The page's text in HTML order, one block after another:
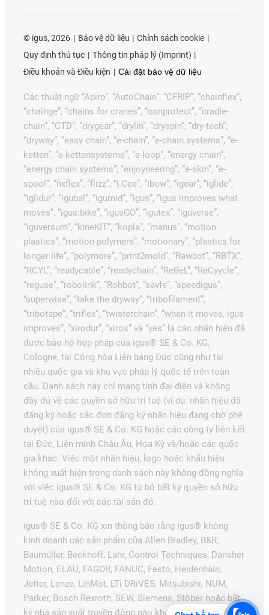
© igus, 2026 Bảo vệ dữ liệu
Chính sách cookie
Quy định thủ tục
Thông tin pháp lý (Imprint)
Điều khoản và Điều kiện
Cài đặt bảo vệ dữ liệu
Các thuật ngữ “Apiro”, “AutoChain”, “CFRIP”, “chainflex”,
“chainge”, “chains for cranes”, “conprotect”, “cradle-
chain”, “CTD”, “drygear”, “drylin”, “dryspin”, “dry-tech”,
“dryway”, “easy chain”, “e-chain”, “e-chain systems”, “e-
ketten”, “e-kettensysteme”, “e-loop”, “energy chain”,
“energy chain systems”, “enjoyneering”, “e-skin”, “e-
spool”, “fixflex”, “flizz”, “i.Cee”, “ibow”, “igear”, “iglide”,
“iglidur”, “igubal”, “igumid”, “igus”, “igus improves what
moves”, “igus:bike”, “igusGO”, “igutex”, “iguverse”,
“iguversum”, “kineKIT”, “kopla”, “manus”, “motion
plastics”, “motion polymers”, “motionary”, “plastics for
longer life”, “polymore”, “print2mold”, “Rawbot”, “RBTX”,
“RCYL”, “readycable”, “readychain”, “ReBeL”, “ReCyycle”,
“reguse”, “robolink”, “Rohbot”, “savfe”, “speedigus”,
“superwise”, “take the dryway”, “tribofilament”,
“tribotape”, “triflex”, “twisterchain”, “when it moves, igus
improves”, “xirodur”, “xiros” và “yes” là các nhãn hiệu đã
được bảo hộ hợp pháp của igus® SE & Co. KG,
Cologne, tại Cộng hòa Liên bang Đức cũng như tại
nhiều quốc gia và khu vực pháp lý quốc tế trên toàn
cầu. Danh sách này chỉ mang tính đại diện và không
đầy đủ về các quyền sở hữu trí tuệ (ví dụ: nhãn hiệu đã
đăng ký hoặc các đơn đăng ký nhãn hiệu đang chờ phê
duyệt) của igus® SE & Co. KG hoặc các công ty liên kết
tại Đức, Liên minh Châu Âu, Hoa Kỳ và/hoặc các quốc
gia khác. Việc một nhãn hiệu, logo hoặc khẩu hiệu
không xuất hiện trong danh sách này không đồng nghĩa
với việc igus® SE & Co. KG từ bỏ bất kỳ quyền sở hữu
trí tuệ nào đối với các tài sản đó.
igus® SE & Co. KG xin thông báo rằng igus® không
kinh doanh các sản phẩm của Allen Bradley, B&R,
Baumüller, Beckhoff, Lahr, Control Techniques, Danaher
Motion, ELAU, FAGOR, FANUC, Festo, Heidenhain,
Jetter, Lenze, LinMot, LTi DRiVES, Mitsubishi, NUM,
Parker, Bosch Rexroth, SEW, Siemens, Stöber hoặc bất
kỳ nhà sản xuất truyền động nào khác được đề cập trên